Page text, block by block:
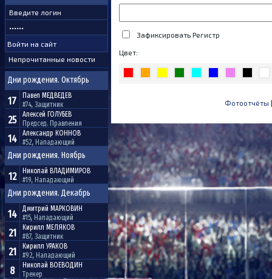
Непрочитанные новости
Дни рождения. Октябрь
17 Павел МЕДВЕДЕВ
#74, Защитник
25 Алексей ГОЛУБЕВ
Председ. Правления
14 Александр КОННОВ
#52, Нападающий
Дни рождения. Ноябрь
12 Николай ВЛАДИМИРОВ
#19, Нападающий
Дни рождения. Декабрь
14 Дмитрий МАРКОВИН
#15, Нападающий
21 Кирилл МЕЛЯКОВ
#87, Защитник
21 Кирилл УРАКОВ
#92, Нападающий
8 Николай ВОЕВОДИН
Тренер
Зафиксировать Регистр
Цвет:
Фотоотчёты